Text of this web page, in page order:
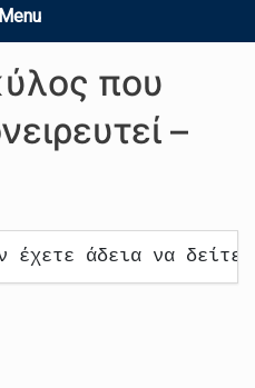
Menu
που
–
έχετε άδεια να δείτε